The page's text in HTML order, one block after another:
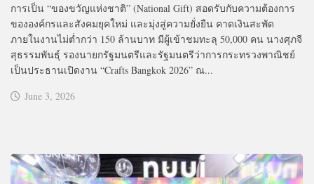
การเป็น “ของขวัญแห่งชาติ” (National Gift) สอดรับกับความต้องการ
ขององค์กรและสังคมยุคใหม่ และมุ่งสู่ความยั่งยืน คาดเงินสะพัด
ภายในงานไม่ต่ำกว่า 150 ล้านบาท มีผู้เข้าชมทะลุ 50,000 คน นางศุภจี
สุธรรมพันธุ์ รองนายกรัฐมนตรีและรัฐมนตรีว่าการกระทรวงพาณิชย์
เป็นประธานเปิดงาน “Crafts Bangkok 2026” ณ...
June 3, 2026